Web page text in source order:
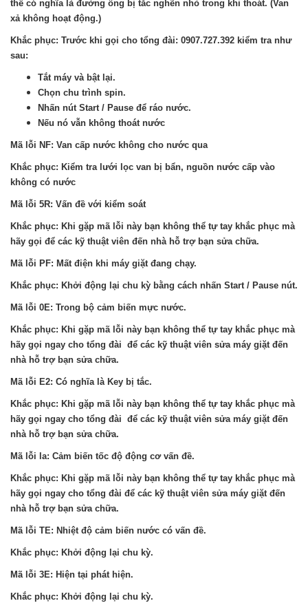
thể có nghĩa là đường ống bị tắc nghẽn nhỏ trong khi thoát. (Van
xả không hoạt động.)
Khắc phục: Trước khi gọi cho tổng đài: 0907.727.392 kiểm tra như
sau:
Tắt máy và bật lại.
Chọn chu trình spin.
Nhấn nút Start / Pause để ráo nước.
Nếu nó vẫn không thoát nước
Mã lỗi NF: Van cấp nước không cho nước qua
Khắc phục: Kiểm tra lưới lọc van bị bẩn, nguồn nước cấp vào
không có nước
Mã lỗi 5R: Vấn đề với kiểm soát
Khắc phục: Khi gặp mã lỗi này bạn không thể tự tay khắc phục mà
hãy gọi để các kỹ thuật viên đến nhà hỗ trợ bạn sửa chữa.
Mã lỗi PF: Mất điện khi máy giặt đang chạy.
Khắc phục: Khởi động lại chu kỳ bằng cách nhấn Start / Pause nút.
Mã lỗi 0E: Trong bộ cảm biến mực nước.
Khắc phục: Khi gặp mã lỗi này bạn không thể tự tay khắc phục mà
hãy gọi ngay cho tổng đài để các kỹ thuật viên sửa máy giặt đến
nhà hỗ trợ bạn sửa chữa.
Mã lỗi E2: Có nghĩa là Key bị tắc.
Khắc phục: Khi gặp mã lỗi này bạn không thể tự tay khắc phục mà
hãy gọi ngay cho tổng đài để các kỹ thuật viên sửa máy giặt đến
nhà hỗ trợ bạn sửa chữa.
Mã lỗi la: Cảm biến tốc độ động cơ vấn đề.
Khắc phục: Khi gặp mã lỗi này bạn không thể tự tay khắc phục mà
hãy gọi ngay cho tổng đài để các kỹ thuật viên sửa máy giặt đến
nhà hỗ trợ bạn sửa chữa.
Mã lỗi TE: Nhiệt độ cảm biến nước có vấn đề.
Khắc phục: Khởi động lại chu kỳ.
Mã lỗi 3E: Hiện tại phát hiện.
Khắc phục: Khởi động lại chu kỳ.